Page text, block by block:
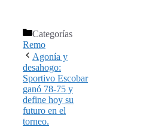
Categorías
Remo
Agonía y
desahogo:
Sportivo Escobar
ganó 78-75 y
define hoy su
futuro en el
torneo.